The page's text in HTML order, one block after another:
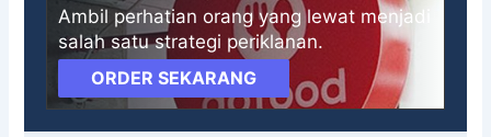
Ambil perhatian orang yang lewat menjadi
salah satu strategi periklanan.
ORDER SEKARANG